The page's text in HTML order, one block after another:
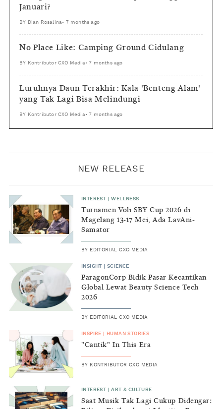
Januari?
BY Dian Rosalina • 7 months ago
No Place Like: Camping Ground Cidulang
BY Kontributor CXO Media •7 months ago
Luruhnya Daun Terakhir: Kala 'Benteng Alam'
yang Tak Lagi Bisa Melindungi
BY Kontributor CXO Media •7 months ago
NEW RELEASE
INTEREST |WELLNESS
Turnamen Voli SBY Cup 2026 di
Magelang 13-17 Mei, Ada LavAni-
Samator
BY EDITORIAL CXO MEDIA
INSIGHT |SCIENCE
ParagonCorp Bidik Pasar Kecantikan
Global Lewat Beauty Science Tech
2026
BY EDITORIAL CXO MEDIA
INSPIRE HUMAN STORIES
"Cantik" In This Era
BY KONTRIBUTOR CXO MEDIA
INTEREST |ART & CULTURE
Saat Musik Tak Lagi Cukup Didengar: